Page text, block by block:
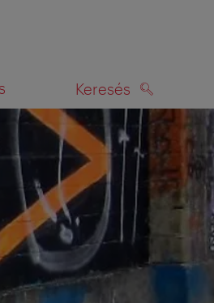
Keresés